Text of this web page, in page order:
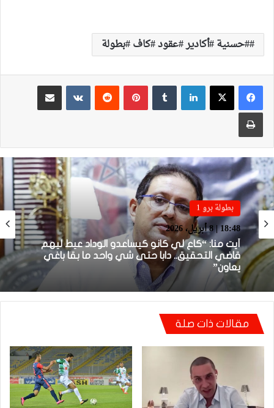
#حسنية #أكادير #عقود #كاف #بطولة
لينكدإن بينتيريست
مشاركة عبر البريد
طباعة
بطولة برو 1
18:48 | 8 أبريل، 2026
أيت منا: “كاع لي كانو كيساعدو الوداد عيط ليهم
قاضي التحقيق.. دابا حتى شي واحد ما بقا باغي
يعاون”
بطولة برو 1
22:23 | 6 أبريل، 2026
توالي النتائج السلبية يلاحق الوداد الرياضي بعد
تعادل جديد أمام الدفاع الحسني الجديدي
مقالات ذات صلة